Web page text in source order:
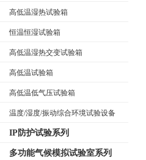
高低温湿热试验箱
恒温恒湿试验箱
高低温湿热交变试验箱
高低温试验箱
高低温低气压试验箱
温度/湿度/振动综合环境试验设备
IP防护试验系列
多功能气候模拟试验室系列